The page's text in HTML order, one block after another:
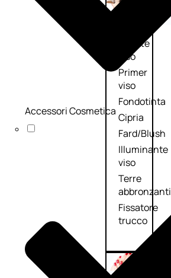
Palette
viso
Primer
viso
Fondotinta
Cipria
Fard/Blush
Illuminante
viso
Terre
abbronzanti
Fissatore
trucco
Accessori Cosmetica